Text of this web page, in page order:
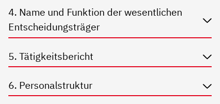
4. Name und Funktion der wesentlichen
Entscheidungsträger
5. Tätigkeitsbericht
6. Personalstruktur